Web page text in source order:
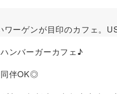
ーゲンが目印のカフェ。
ンバーガーカフェ♪
同伴OK◎